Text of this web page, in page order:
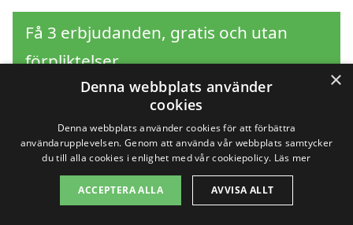
Få 3 erbjudanden, gratis och utan
förpliktelser
Sök efter en
professionell för
×
Denna webbplats använder
cookies
Denna webbplats använder cookies för att förbättra
användarupplevelsen. Genom att använda vår webbplats samtycker
du till alla cookies i enlighet med vår cookiepolicy. Läs mer
ACCEPTERA ALLA AVVISA ALLT